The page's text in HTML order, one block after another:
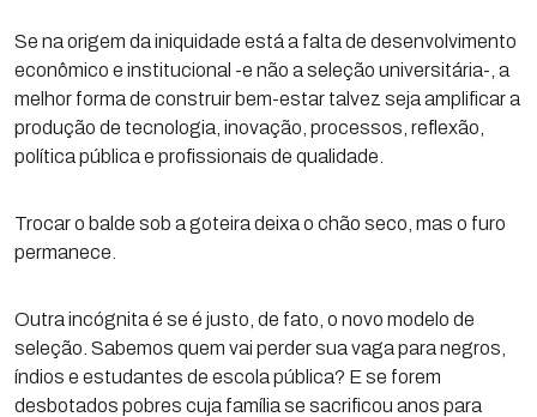
Se na origem da iniquidade está a falta de desenvolvimento
econômico e institucional -e não a seleção universitária-, a
melhor forma de construir bem-estar talvez seja amplificar a
produção de tecnologia, inovação, processos, reflexão,
política pública e profissionais de qualidade.
Trocar o balde sob a goteira deixa o chão seco, mas o furo
permanece.
Outra incógnita é se é justo, de fato, o novo modelo de
seleção. Sabemos quem vai perder sua vaga para negros,
índios e estudantes de escola pública? E se forem
desbotados pobres cuja família se sacrificou anos para